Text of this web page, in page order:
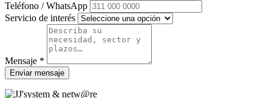
Teléfono / WhatsApp
Servicio de interés
Mensaje *
Enviar mensaje